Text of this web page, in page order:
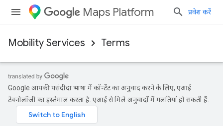
Maps Platform प्रवेश करें
Mobility Services Terms
Google आपकी पसंदीदा भाषा में कॉन्टेंट का अनुवाद करने के लिए, एआई
टेक्नोलॉजी का इस्तेमाल करता है. एआई से मिले अनुवादों में गलतियां हो सकती हैं.